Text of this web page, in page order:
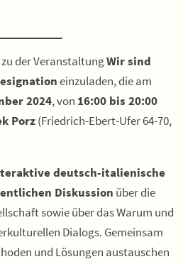
der VeranstaltungWir sind
einzuladen, die am
2024, von 16:00 bis 20:00
Porz(Friedrich-Ebert-Ufer 64-70,
deutsch-italienische
Diskussion über die
sowie über das Warum und
Dialogs. Gemeinsam
und Lösungen austauschen